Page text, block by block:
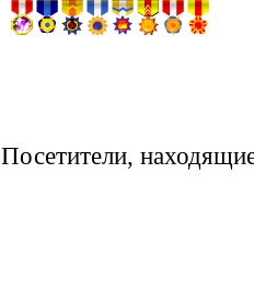
Посетители,